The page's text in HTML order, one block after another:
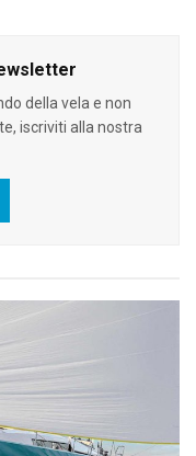
della vela e non
iscriviti alla nostra